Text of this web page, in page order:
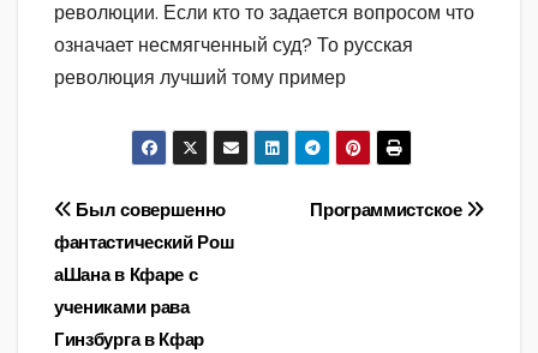
революции. Если кто то задается вопросом что
означает несмягченный суд? То русская
революция лучший тому пример
Навигация
по
записям
Программистское
Был совершенно
фантастический Рош
аШана в Кфаре с
учениками рава
Гинзбурга в Кфар